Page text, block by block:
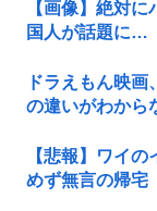
【画像】絶対
国人が話題に…
ドラえもん映画
の違いがわから
【悲報】ワイ
めず無言の帰宅